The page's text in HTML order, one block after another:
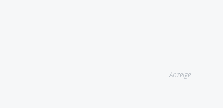
Anzeige